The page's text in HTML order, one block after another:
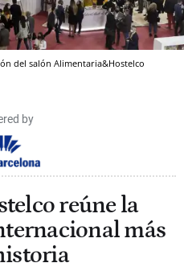
del salón Alimentaria&Hostelco
by
reúne la
más